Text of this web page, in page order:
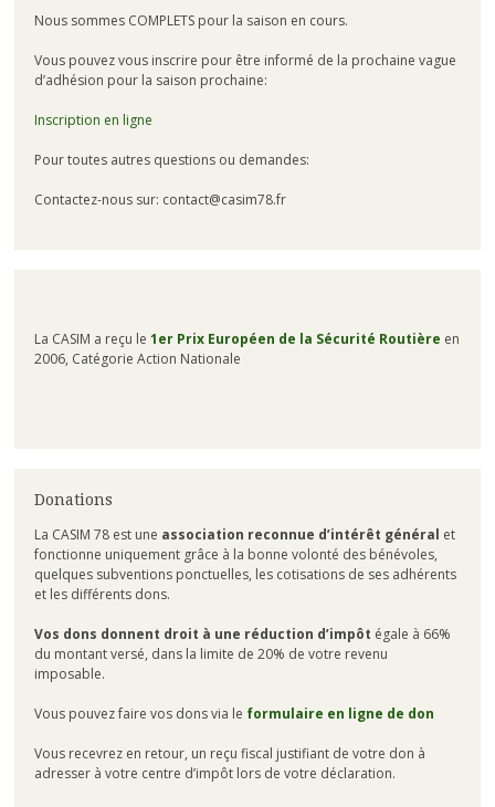
Nous sommes COMPLETS pour la saison en cours.
Vous pouvez vous inscrire pour être informé de la prochaine vague
d’adhésion pour la saison prochaine:
Inscription en ligne
Pour toutes autres questions ou demandes:
Contactez-nous sur: contact@casim78.fr
La CASIM a reçu le 1er Prix Européen de la Sécurité Routière en
2006, Catégorie Action Nationale
Donations
La CASIM 78 est une association reconnue d’intérêt général et
fonctionne uniquement grâce à la bonne volonté des bénévoles,
quelques subventions ponctuelles, les cotisations de ses adhérents
et les différents dons.
Vos dons donnent droit à une réduction d’impôt égale à 66%
du montant versé, dans la limite de 20% de votre revenu
imposable.
Vous pouvez faire vos dons via le formulaire en ligne de don
Vous recevrez en retour, un reçu fiscal justifiant de votre don à
adresser à votre centre d’impôt lors de votre déclaration.